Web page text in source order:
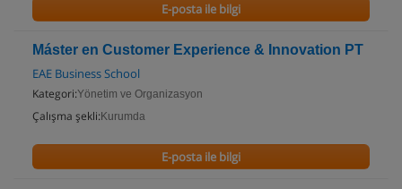
E-posta ile bilgi
Máster en Customer Experience & Innovation PT
EAE Business School
Kategori:Yönetim ve Organizasyon
Çalışma şekli: Kurumda
E-posta ile bilgi